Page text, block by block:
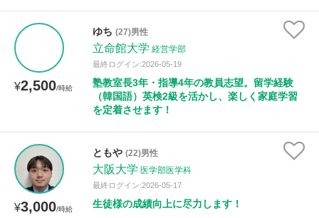
¥2,500/時給
ゆち (27)男性
立命館大学 経営学部
最終ログイン:2026-05-19
塾教室長3年・指導4年の教員志望。留学経験
（韓国語）英検2級を活かし、楽しく家庭学習
を定着させます！
¥3,000/時給
ともや (22)男性
大阪大学 医学部医学科
最終ログイン:2026-05-17
生徒様の成績向上に尽力します！